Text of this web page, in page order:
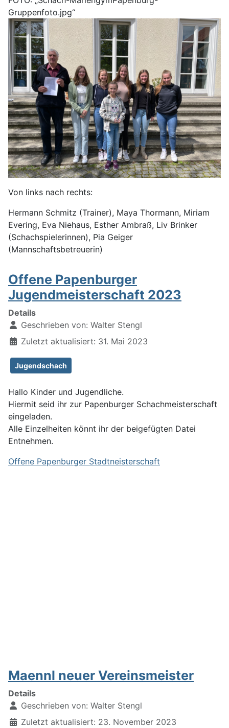
Gruppenfoto.jpg“
Von links nach rechts:
Hermann Schmitz (Trainer), Maya Thormann, Miriam
Evering, Eva Niehaus, Esther Ambraß, Liv Brinker
(Schachspielerinnen), Pia Geiger
(Mannschaftsbetreuerin)
Offene Papenburger
Jugendmeisterschaft 2023
Details
Geschrieben von: Walter Stengl
Zuletzt aktualisiert: 31. Mai 2023
Jugendschach
Hallo Kinder und Jugendliche.
Hiermit seid ihr zur Papenburger Schachmeisterschaft
eingeladen.
Alle Einzelheiten könnt ihr der beigefügten Datei
Entnehmen.
Offene Papenburger Stadtneisterschaft
Maennl neuer Vereinsmeister
Details
Geschrieben von: Walter Stengl
Zuletzt aktualisiert: 23. November 2023